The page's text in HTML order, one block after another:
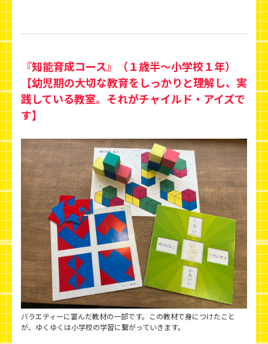
『知能育成コース』（１歳半～小学校１年）
【幼児期の大切な教育をしっかりと理解し、実
践している教室。それがチャイルド・アイズで
す】
バラエティーに富んだ教材の一部です。この教材で身につけたこと
が、ゆくゆくは小学校の学習に繋がっていきます。